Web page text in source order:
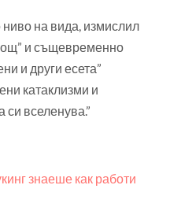
ниво на вида, измислил
и същевременно
и други есета”
катаклизми и
вселенува.”
знаеше как работи